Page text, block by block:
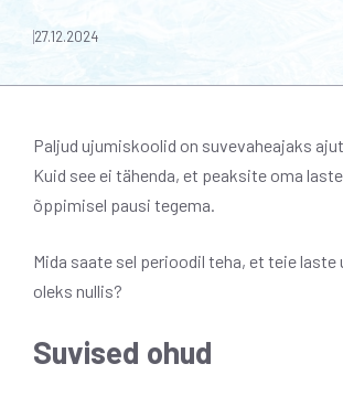
27.12.2024
Paljud ujumiskoolid on suvevaheajaks
Kuid see ei tähenda, et peaksite oma
õppimisel pausi tegema.
Mida saate sel perioodil teha, et teie
oleks nullis?
Suvised ohud